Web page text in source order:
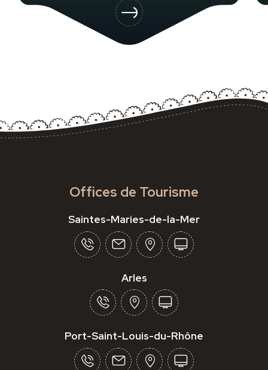
Offices de Tourisme
Saintes-Maries-de-la-Mer
Arles
Port-Saint-Louis-du-Rhône